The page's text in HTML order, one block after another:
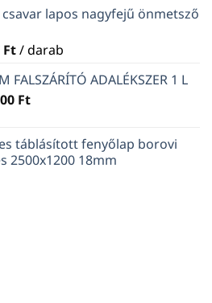
csavar lapos nagyfejű önmetsző
Ft/ darab
FALSZÁRÍTÓ ADALÉKSZER 1 L
Ft
táblásított fenyőlap borovi
2500x1200 18mm